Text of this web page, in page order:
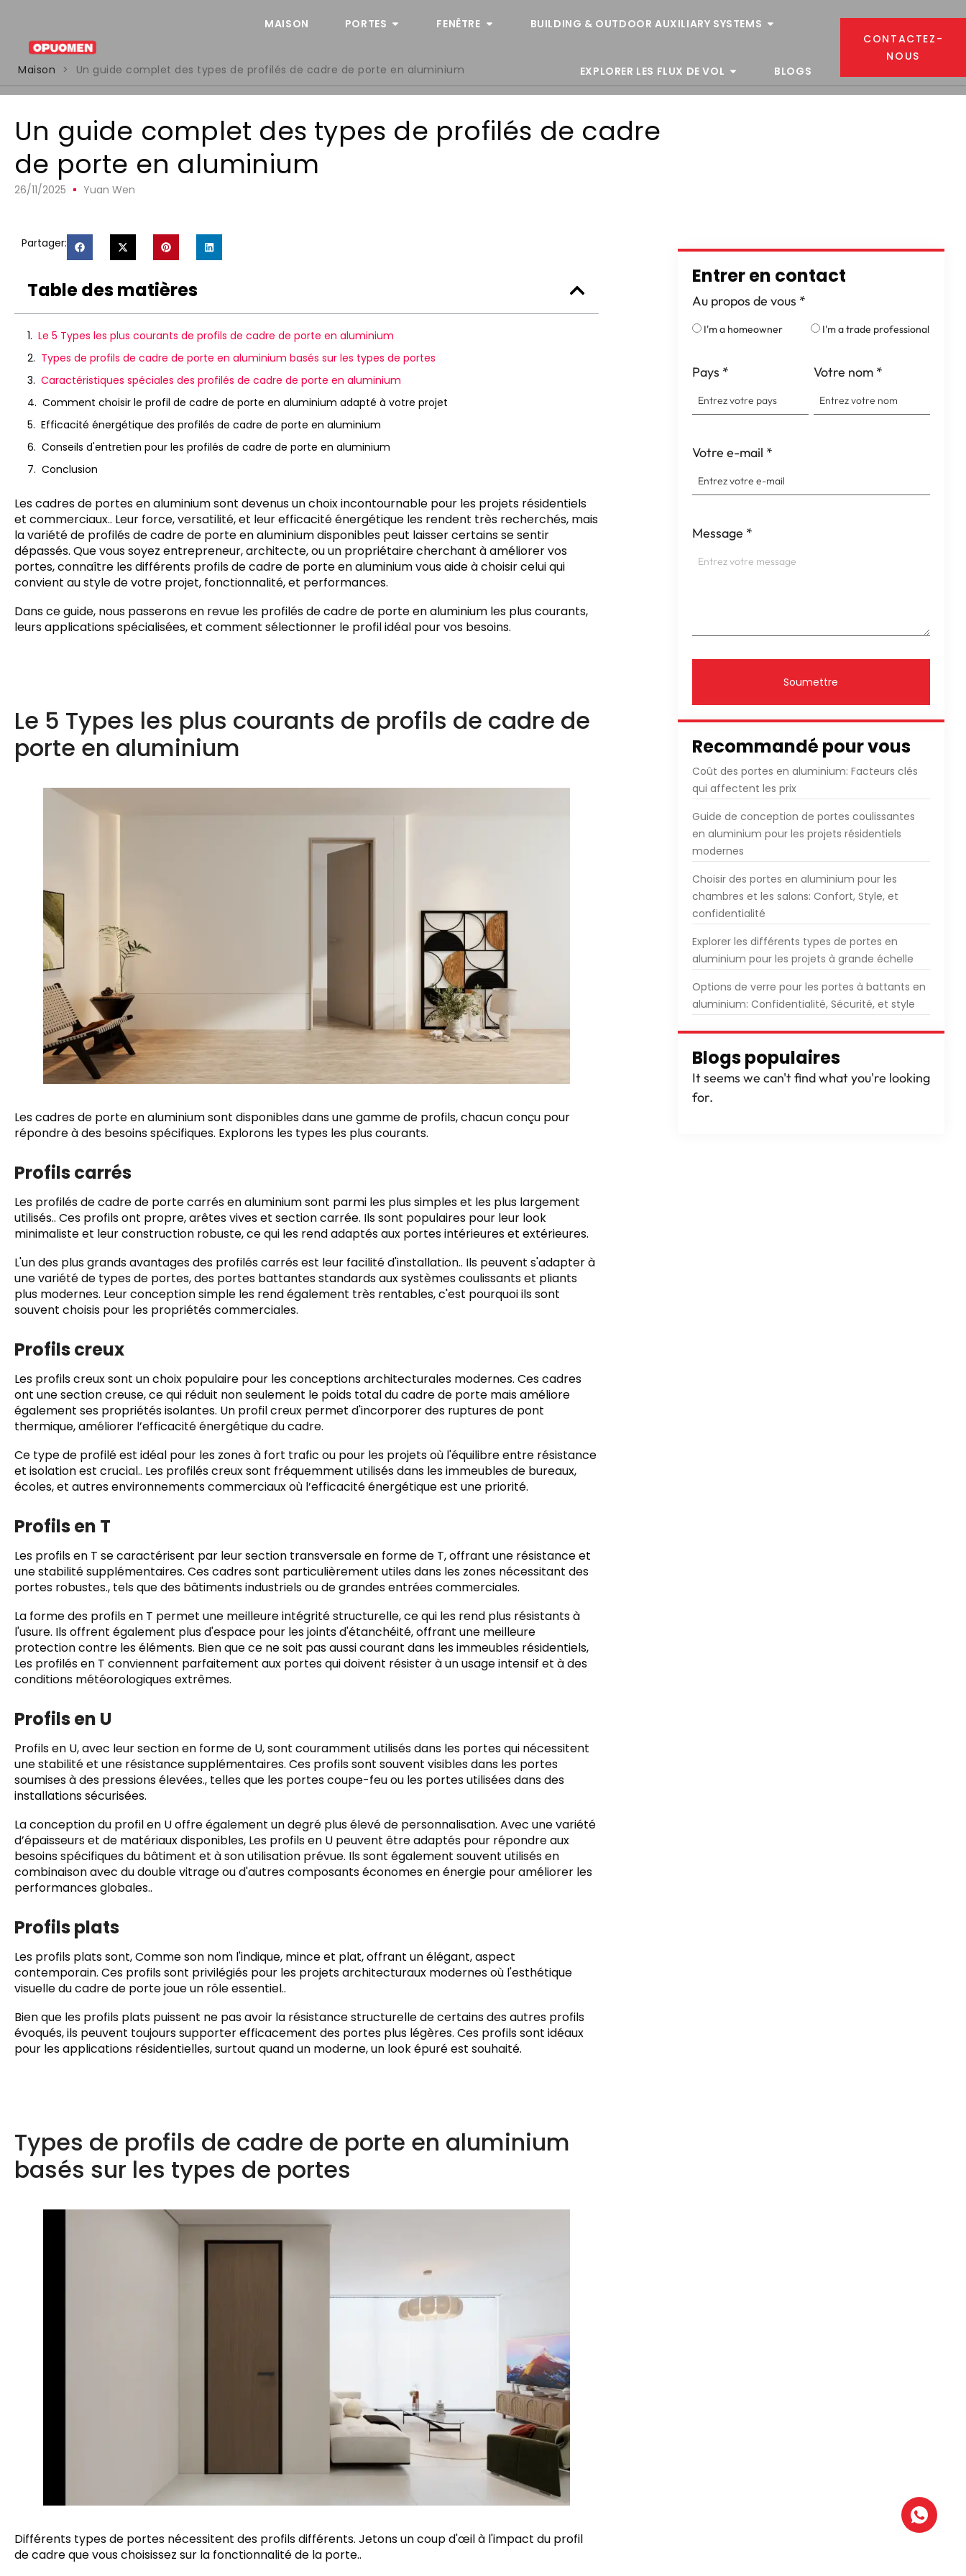
MAISON PORTES FENÊTRE BUILDING & OUTDOOR AUXILIARY SYSTEMS
EXPLORER LES FLUX DE VOL BLOGS
CONTACTEZ-
NOUS
Maison
> Un guide complet des types de profilés de cadre de porte en aluminium
Un guide complet des types de profilés de cadre
de porte en aluminium
26/11/2025 Yuan Wen
Partager:
Table des matières
Le 5 Types les plus courants de profils de cadre de porte en aluminium
Types de profils de cadre de porte en aluminium basés sur les types de portes
Caractéristiques spéciales des profilés de cadre de porte en aluminium
Comment choisir le profil de cadre de porte en aluminium adapté à votre projet
Efficacité énergétique des profilés de cadre de porte en aluminium
Conseils d'entretien pour les profilés de cadre de porte en aluminium
Conclusion
Les cadres de portes en aluminium sont devenus un choix incontournable pour les projets résidentiels
et commerciaux.. Leur force, versatilité, et leur efficacité énergétique les rendent très recherchés, mais
la variété de profilés de cadre de porte en aluminium disponibles peut laisser certains se sentir
dépassés. Que vous soyez entrepreneur, architecte, ou un propriétaire cherchant à améliorer vos
portes, connaître les différents profils de cadre de porte en aluminium vous aide à choisir celui qui
convient au style de votre projet, fonctionnalité, et performances.
Dans ce guide, nous passerons en revue les profilés de cadre de porte en aluminium les plus courants,
leurs applications spécialisées, et comment sélectionner le profil idéal pour vos besoins.
Le 5 Types les plus courants de profils de cadre de
porte en aluminium
Les cadres de porte en aluminium sont disponibles dans une gamme de profils, chacun conçu pour
répondre à des besoins spécifiques. Explorons les types les plus courants.
Profils carrés
Les profilés de cadre de porte carrés en aluminium sont parmi les plus simples et les plus largement
utilisés.. Ces profils ont propre, arêtes vives et section carrée. Ils sont populaires pour leur look
minimaliste et leur construction robuste, ce qui les rend adaptés aux portes intérieures et extérieures.
L'un des plus grands avantages des profilés carrés est leur facilité d'installation.. Ils peuvent s'adapter à
une variété de types de portes, des portes battantes standards aux systèmes coulissants et pliants
plus modernes. Leur conception simple les rend également très rentables, c'est pourquoi ils sont
souvent choisis pour les propriétés commerciales.
Profils creux
Les profils creux sont un choix populaire pour les conceptions architecturales modernes. Ces cadres
ont une section creuse, ce qui réduit non seulement le poids total du cadre de porte mais améliore
également ses propriétés isolantes. Un profil creux permet d'incorporer des ruptures de pont
thermique, améliorer l’efficacité énergétique du cadre.
Ce type de profilé est idéal pour les zones à fort trafic ou pour les projets où l'équilibre entre résistance
et isolation est crucial.. Les profilés creux sont fréquemment utilisés dans les immeubles de bureaux,
écoles, et autres environnements commerciaux où l’efficacité énergétique est une priorité.
Profils en T
Les profils en T se caractérisent par leur section transversale en forme de T, offrant une résistance et
une stabilité supplémentaires. Ces cadres sont particulièrement utiles dans les zones nécessitant des
portes robustes., tels que des bâtiments industriels ou de grandes entrées commerciales.
La forme des profils en T permet une meilleure intégrité structurelle, ce qui les rend plus résistants à
l'usure. Ils offrent également plus d'espace pour les joints d'étanchéité, offrant une meilleure
protection contre les éléments. Bien que ce ne soit pas aussi courant dans les immeubles résidentiels,
Les profilés en T conviennent parfaitement aux portes qui doivent résister à un usage intensif et à des
conditions météorologiques extrêmes.
Profils en U
Profils en U, avec leur section en forme de U, sont couramment utilisés dans les portes qui nécessitent
une stabilité et une résistance supplémentaires. Ces profils sont souvent visibles dans les portes
soumises à des pressions élevées., telles que les portes coupe-feu ou les portes utilisées dans des
installations sécurisées.
La conception du profil en U offre également un degré plus élevé de personnalisation. Avec une variété
d’épaisseurs et de matériaux disponibles, Les profils en U peuvent être adaptés pour répondre aux
besoins spécifiques du bâtiment et à son utilisation prévue. Ils sont également souvent utilisés en
combinaison avec du double vitrage ou d'autres composants économes en énergie pour améliorer les
performances globales..
Profils plats
Les profils plats sont, Comme son nom l'indique, mince et plat, offrant un élégant, aspect
contemporain. Ces profils sont privilégiés pour les projets architecturaux modernes où l'esthétique
visuelle du cadre de porte joue un rôle essentiel..
Bien que les profils plats puissent ne pas avoir la résistance structurelle de certains des autres profils
évoqués, ils peuvent toujours supporter efficacement des portes plus légères. Ces profils sont idéaux
pour les applications résidentielles, surtout quand un moderne, un look épuré est souhaité.
Types de profils de cadre de porte en aluminium
basés sur les types de portes
Différents types de portes nécessitent des profils différents. Jetons un coup d'œil à l'impact du profil
de cadre que vous choisissez sur la fonctionnalité de la porte..
Entrer en contact
Au propos de vous *
I'm a homeowner I'm a trade professional
Pays * Votre nom *
Votre e-mail *
Message *
Soumettre
Recommandé pour vous
Coût des portes en aluminium: Facteurs clés
qui affectent les prix
Guide de conception de portes coulissantes
en aluminium pour les projets résidentiels
modernes
Choisir des portes en aluminium pour les
chambres et les salons: Confort, Style, et
confidentialité
Explorer les différents types de portes en
aluminium pour les projets à grande échelle
Options de verre pour les portes à battants en
aluminium: Confidentialité, Sécurité, et style
Blogs populaires
It seems we can't find what you're looking
for.